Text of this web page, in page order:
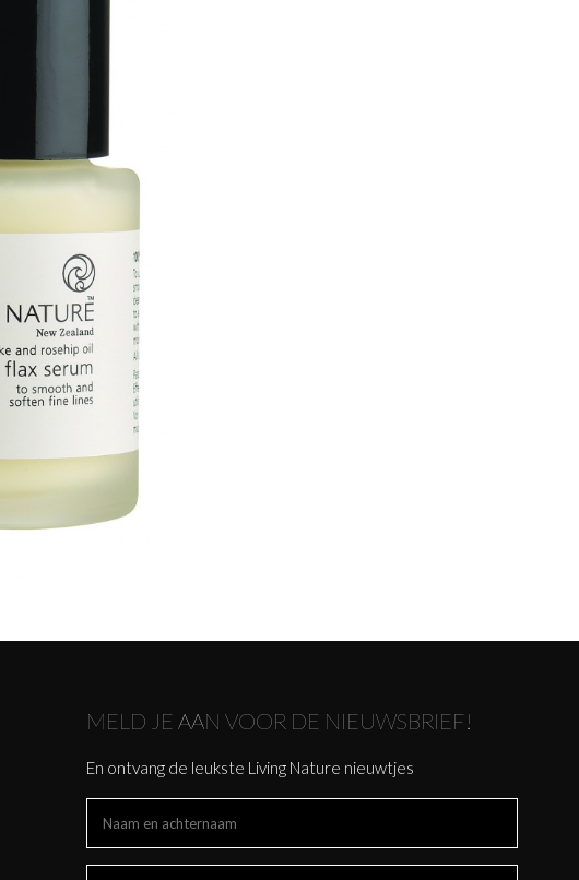
MELD JE AAN VOOR DE NIEUWSBRIEF!
En ontvang de leukste Living Nature nieuwtjes